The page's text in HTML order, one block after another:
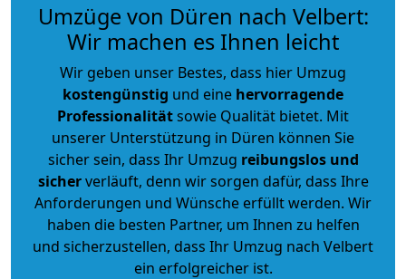
Umzüge von Düren nach Velbert:
Wir machen es Ihnen leicht
Wir geben unser Bestes, dass hier Umzug
kostengünstig und eine hervorragende
Professionalitätsowie Qualität bietet. Mit
unserer Unterstützung in Düren können Sie
sicher sein, dass Ihr Umzug reibungslos und
sicherverläuft, denn wir sorgen dafür, dass Ihre
Anforderungen und Wünsche erfüllt werden. Wir
haben die besten Partner, um Ihnen zu helfen
und sicherzustellen, dass Ihr Umzug nach Velbert
ein erfolgreicher ist.